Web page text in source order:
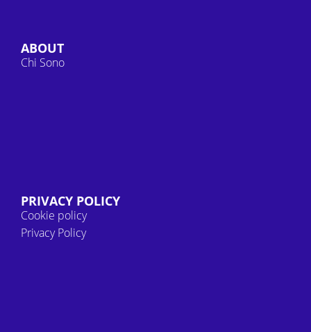
ABOUT
Chi Sono
PRIVACY POLICY
Cookie policy
Privacy Policy